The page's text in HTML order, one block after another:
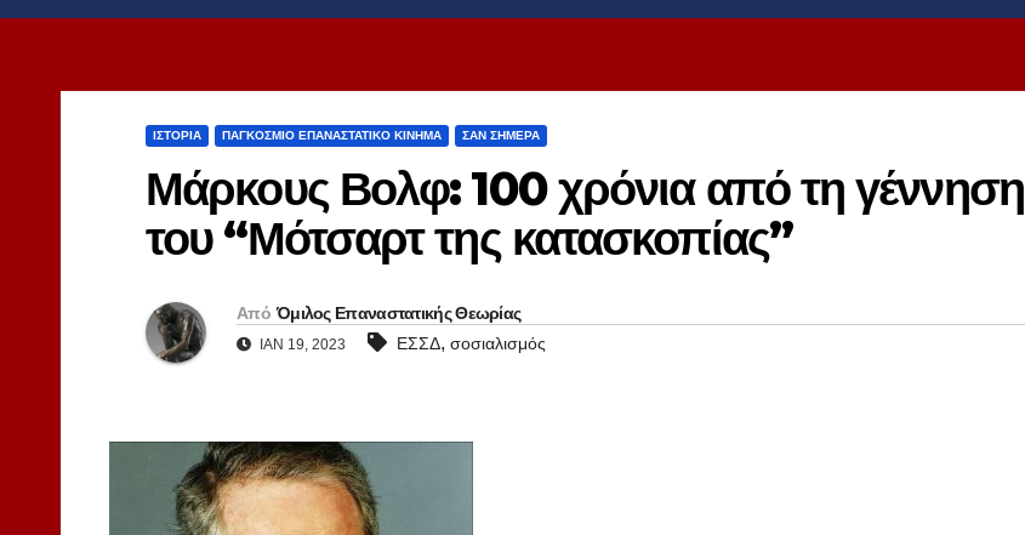
ΙΣΤΟΡΊΑ ΠΑΓΚΌΣΜΙΟ ΕΠΑΝΑΣΤΑΤΙΚΌ ΚΊΝΗΜΑ ΣΑΝ ΣΉΜΕΡΑ
Μάρκους Βολφ: 100 χρόνια από τη γέννηση
του “Μότσαρτ της κατασκοπίας”
Από Όμιλος Επαναστατικής Θεωρίας
ΙΑΝ 19, 2023 ΕΣΣΔ, σοσιαλισμός